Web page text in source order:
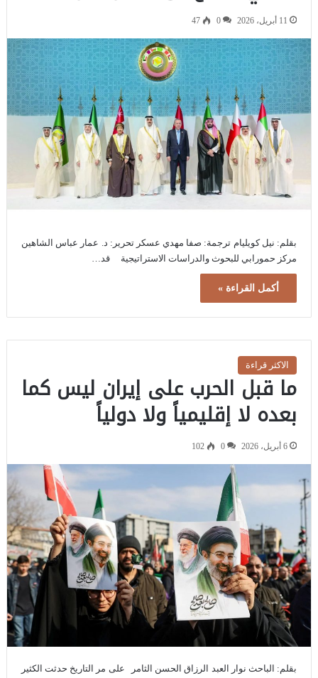
11 أبريل، 2026 0
47
بقلم: نيل كويليام ترجمة: صفا مهدي عسكر تحرير: د. عمار عباس الشاهين
مركز حمورابي للبحوث والدراسات الاستراتيجية قد…
أكمل القراءة »
الاكثر قراءة
ما قبل الحرب على إيران ليس كما
بعده لا إقليمياً ولا دولياً
6 أبريل، 2026 0
102
بقلم: الباحث نوار العبد الرزاق الحسن الثامر على مر التاريخ حدثت الكثير